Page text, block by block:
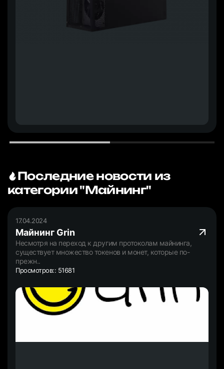
Последние новости из
категории "Майнинг"
17.04.2024
Майнинг Grin
Несмотря на переход к другим протоколам майнинга,
существует множество токенов и монет, которые по-
прежн..
Просмотров:: 51681